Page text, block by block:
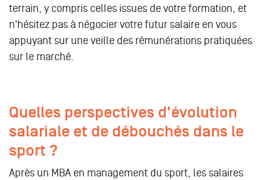
terrain, y compris celles issues de votre formation, et
n'hésitez pas à négocier votre futur salaire en vous
appuyant sur une veille des rémunérations pratiquées
sur le marché.
Quelles perspectives d'évolution
salariale et de débouchés dans le
sport ?
Après un MBA en management du sport, les salaires